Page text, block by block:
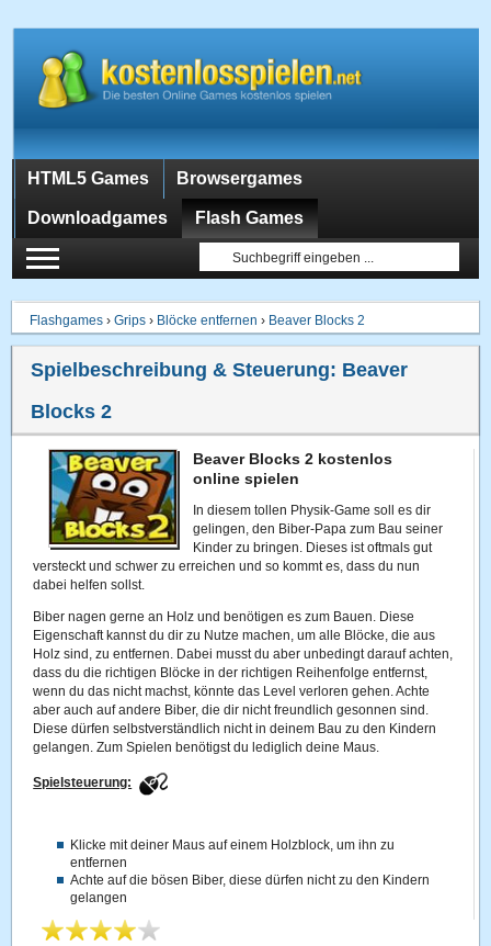
HTML5 Games Browsergames
Downloadgames Flash Games
Flashgames ›Grips › Blöcke entfernen › Beaver Blocks 2
Spielbeschreibung & Steuerung: Beaver
Blocks 2
Beaver Blocks 2 kostenlos
online spielen
In diesem tollen Physik-Game soll es dir
gelingen, den Biber-Papa zum Bau seiner
Kinder zu bringen. Dieses ist oftmals gut
versteckt und schwer zu erreichen und so kommt es, dass du nun
dabei helfen sollst.
Biber nagen gerne an Holz und benötigen es zum Bauen. Diese
Eigenschaft kannst du dir zu Nutze machen, um alle Blöcke, die aus
Holz sind, zu entfernen. Dabei musst du aber unbedingt darauf achten,
dass du die richtigen Blöcke in der richtigen Reihenfolge entfernst,
wenn du das nicht machst, könnte das Level verloren gehen. Achte
aber auch auf andere Biber, die dir nicht freundlich gesonnen sind.
Diese dürfen selbstverständlich nicht in deinem Bau zu den Kindern
gelangen. Zum Spielen benötigst du lediglich deine Maus.
Spielsteuerung:
Klicke mit deiner Maus auf einem Holzblock, um ihn zu
entfernen
Achte auf die bösen Biber, diese dürfen nicht zu den Kindern
gelangen